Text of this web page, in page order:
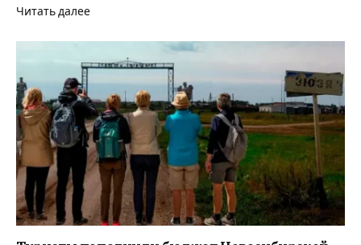
Читать далее